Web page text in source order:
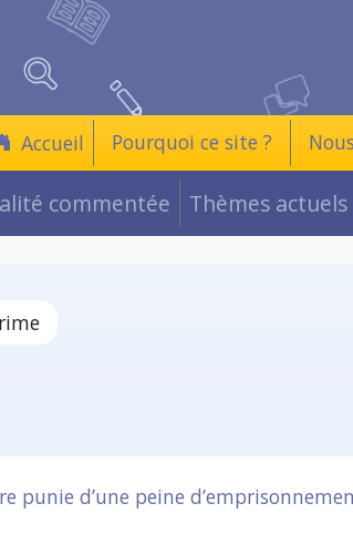
Accueil Pourquoi ce site ?
commentée Thèmes actuels
d’une peine